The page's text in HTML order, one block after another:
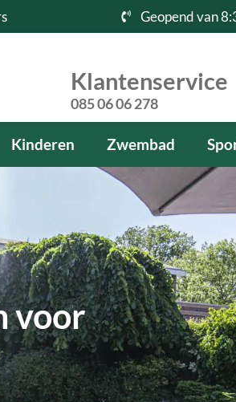
Geopend van
Klantenservice
085 06 06 278
Kinderen Zwembad
voor